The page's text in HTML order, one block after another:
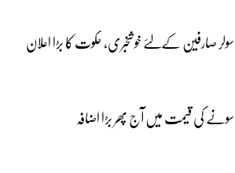
سولر صارفین کےلئے خوشخبری، حکوت کا بڑا اعلان
سونے کی قیمت میں آج پھر بڑا اضافہ